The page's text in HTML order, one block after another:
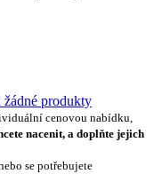
žádné produkty
cenovou nabídku,
nacenit, a doplňte jejich
se potřebujete